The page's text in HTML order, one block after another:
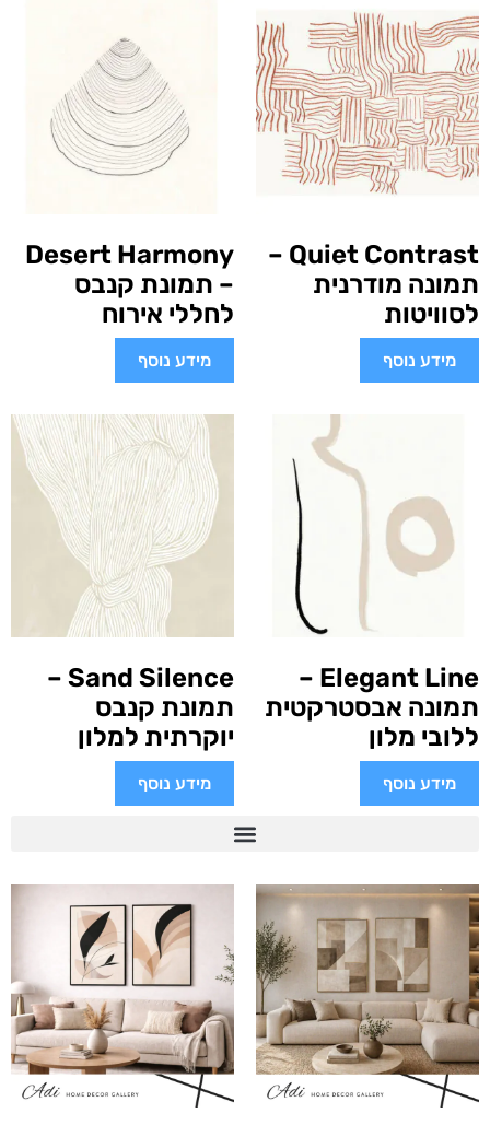
Quiet Contrast –
תמונה מודרנית
לסוויטות
מידע נוסף
Desert Harmony
– תמונת קנבס
לחללי אירוח
מידע נוסף
Elegant Line –
תמונה אבסטרקטית
ללובי מלון
מידע נוסף
Sand Silence –
תמונת קנבס
יוקרתית למלון
מידע נוסף